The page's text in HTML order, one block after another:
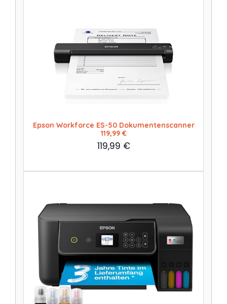
Epson Workforce ES-50 Dokumentenscanner
119,99 €
119,99 €